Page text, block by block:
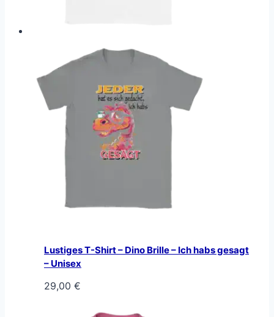
Lustiges T-Shirt – Dino Brille – Ich habs gesagt
– Unisex
29,00 €